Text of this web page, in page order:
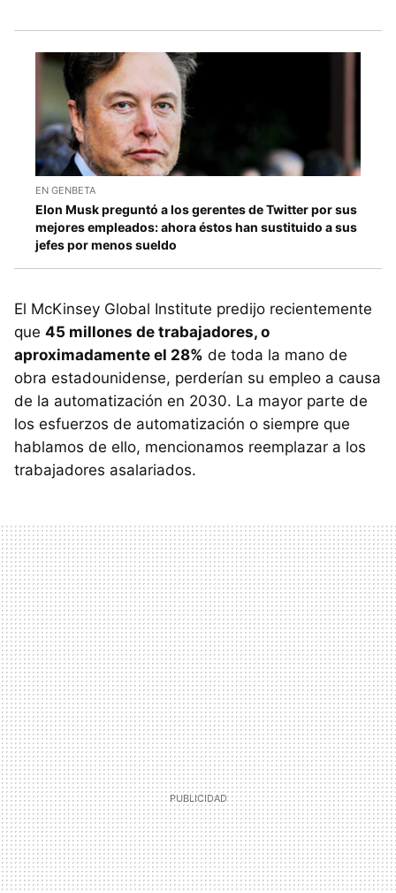
EN GENBETA
Elon Musk preguntó a los gerentes de Twitter por sus
mejores empleados: ahora éstos han sustituido a sus
jefes por menos sueldo
El McKinsey Global Institute predijo recientemente
que 45 millones de trabajadores, o
aproximadamente el 28% de toda la mano de
obra estadounidense, perderían su empleo a causa
de la automatización en 2030. La mayor parte de
los esfuerzos de automatización o siempre que
hablamos de ello, mencionamos reemplazar a los
trabajadores asalariados.